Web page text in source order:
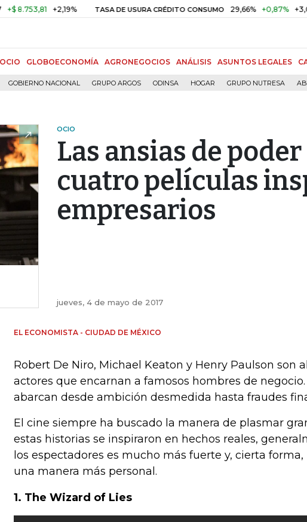
+2,19% TASA DE USURA CRÉDITO CONSUMO 29,66% +0,87% +3,02%
OCIO GLOBOECONOMÍA AGRONEGOCIOS ANÁLISIS ASUNTOS LEGALES
GOBIERNO NACIONAL GRUPO ARGOS ODINSA HOGAR GRUPO NUTRESA
OCIO
Las ansias de
cuatro películas
empresarios
jueves, 4 de mayo de 2017
EL ECONOMISTA - CIUDAD DE MÉXICO
Robert De Niro, Michael Keaton y Henry Paulson son
actores que encarnan a famosos hombres de
abarcan desde ambición desmedida hasta fraudes
El cine siempre ha buscado la manera de plasmar
estas historias se inspiraron en hechos reales,
los espectadores es mucho más fuerte y, cierta forma,
una manera más personal.
1. The Wizard of Lies